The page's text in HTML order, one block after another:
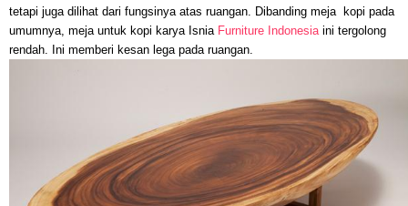
tetapi juga dilihat dari fungsinya atas ruangan. Dibanding meja kopi pada
umumnya, meja untuk kopi karya Isnia Furniture Indonesia ini tergolong
rendah. Ini memberi kesan lega pada ruangan.